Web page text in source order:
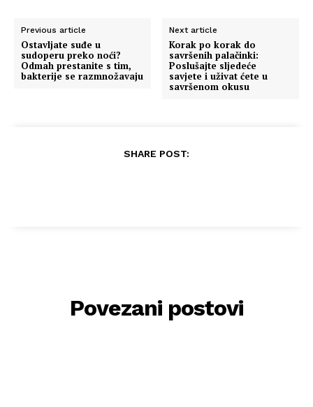
Previous article
Ostavljate suđe u
sudoperu preko noći?
Odmah prestanite s tim,
bakterije se razmnožavaju
Next article
Korak po korak do
savršenih palačinki:
Poslušajte sljedeće
savjete i uživat ćete u
savršenom okusu
SHARE POST:
Povezani postovi